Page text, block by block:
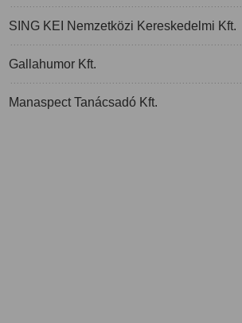
SING KEI Nemzetközi Kereskedelmi Kft.
Gallahumor Kft.
Manaspect Tanácsadó Kft.